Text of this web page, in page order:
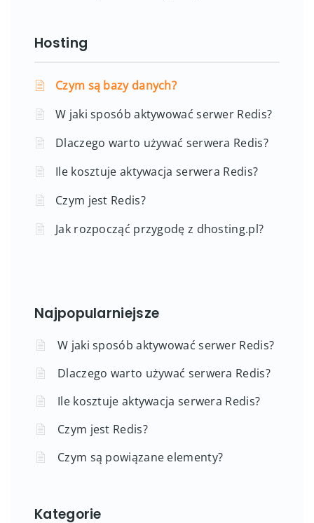
Hosting
Czym są bazy danych?
W jaki sposób aktywować serwer Redis?
Dlaczego warto używać serwera Redis?
Ile kosztuje aktywacja serwera Redis?
Czym jest Redis?
Jak rozpocząć przygodę z dhosting.pl?
Najpopularniejsze
W jaki sposób aktywować serwer Redis?
Dlaczego warto używać serwera Redis?
Ile kosztuje aktywacja serwera Redis?
Czym jest Redis?
Czym są powiązane elementy?
Kategorie